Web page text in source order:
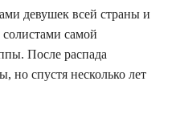
девушек всей страны и
самой
После распада
но спустя несколько лет